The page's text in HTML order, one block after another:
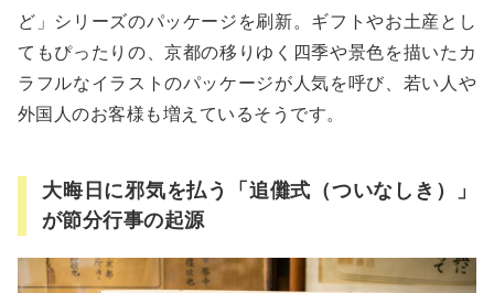
ど」シリーズのパッケージを刷新。ギフトやお土産とし
てもぴったりの、京都の移りゆく四季や景色を描いたカ
ラフルなイラストのパッケージが人気を呼び、若い人や
外国人のお客様も増えているそうです。
大晦日に邪気を払う「追儺式（ついなしき）」
が節分行事の起源